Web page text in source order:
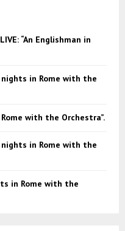
“An Englishman in
nights in Rome with the
Rome with the Orchestra”.
nights in Rome with the
in Rome with the